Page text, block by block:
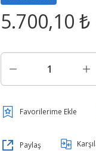
5.700,10 ₺
Paylaş